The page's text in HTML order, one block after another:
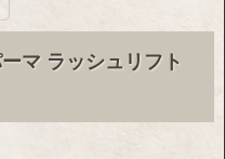
マ ラッシュリフト